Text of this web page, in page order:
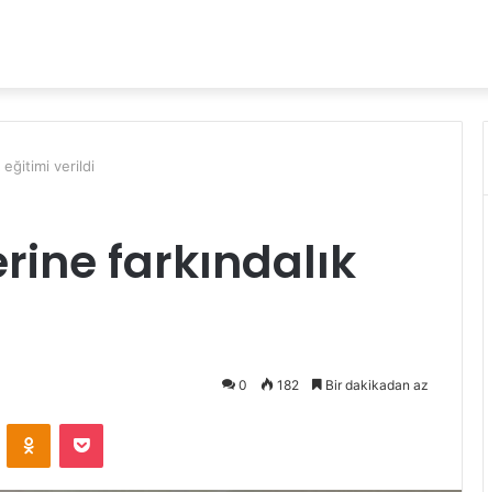
eğitimi verildi
farkındalık
0 182 Bir dakikadan az
Odnoklassniki
Pocket